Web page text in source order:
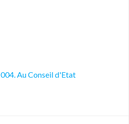
004. Au Conseil d'Etat